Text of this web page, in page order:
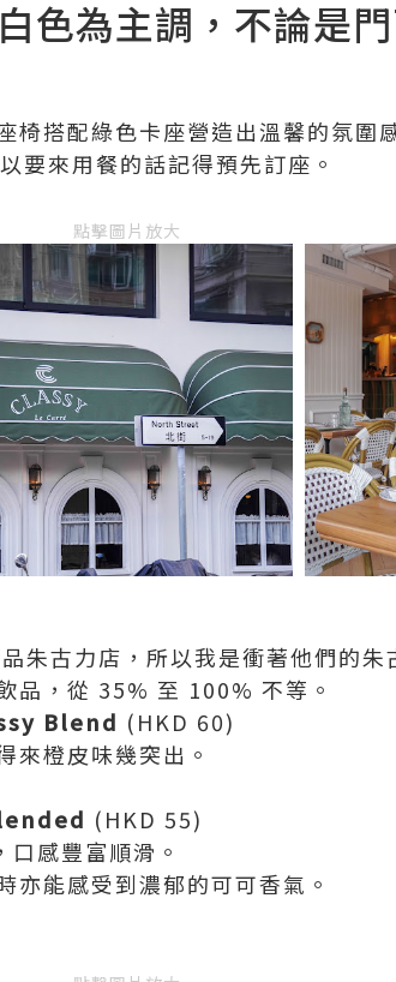
色為主調，不論是
椅搭配綠色卡座營造出溫馨的氛圍
要來用餐的話記得預先訂座。
點擊圖片放大
朱古力店，所以我是衝著他們的朱
品，從 35% 至 100% 不等。
Blend (HKD 60)
來橙皮味幾突出。
(HKD 55)
感豐富順滑。
亦能感受到濃郁的可可香氣。